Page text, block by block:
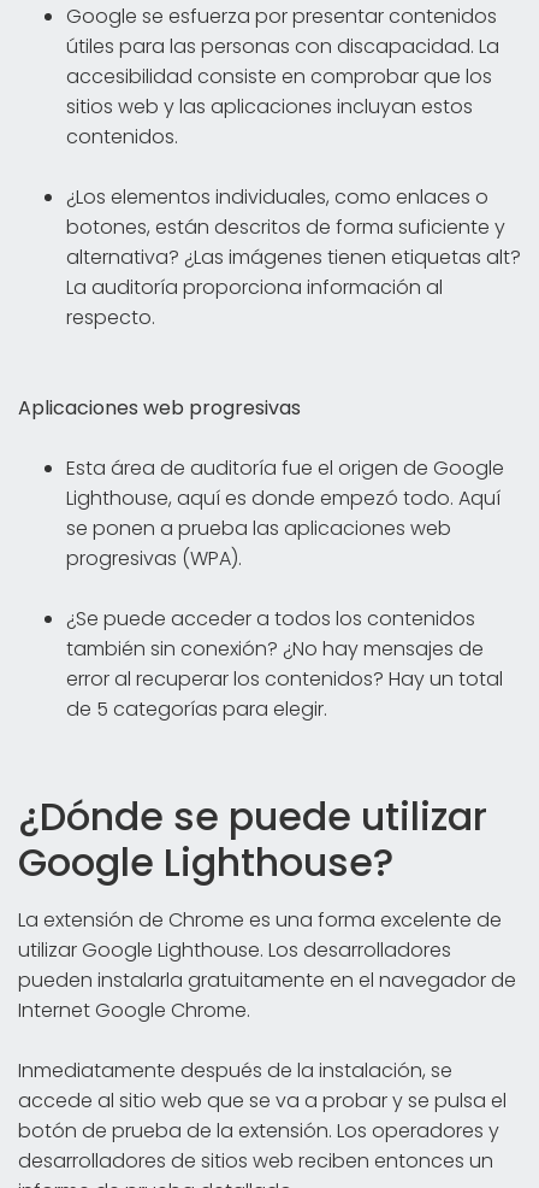
Google se esfuerza por presentar contenidos
útiles para las personas con discapacidad. La
accesibilidad consiste en comprobar que los
sitios web y las aplicaciones incluyan estos
contenidos.
¿Los elementos individuales, como enlaces o
botones, están descritos de forma suficiente y
alternativa? ¿Las imágenes tienen etiquetas alt?
La auditoría proporciona información al
respecto.
Aplicaciones web progresivas
Esta área de auditoría fue el origen de Google
Lighthouse, aquí es donde empezó todo. Aquí
se ponen a prueba las aplicaciones web
progresivas (WPA).
¿Se puede acceder a todos los contenidos
también sin conexión? ¿No hay mensajes de
error al recuperar los contenidos? Hay un total
de 5 categorías para elegir.
¿Dónde se puede utilizar
Google Lighthouse?
La extensión de Chrome es una forma excelente de
utilizar Google Lighthouse. Los desarrolladores
pueden instalarla gratuitamente en el navegador de
Internet Google Chrome.
Inmediatamente después de la instalación, se
accede al sitio web que se va a probar y se pulsa el
botón de prueba de la extensión. Los operadores y
desarrolladores de sitios web reciben entonces un